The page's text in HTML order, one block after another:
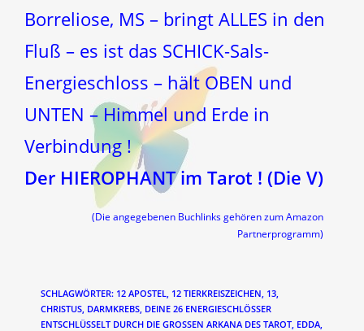
Borreliose, MS – bringt ALLES in den
Fluß – es ist das SCHICK-Sals-
Energieschloss – hält OBEN und
UNTEN – Himmel und Erde in
Verbindung !
Der HIEROPHANT im Tarot ! (Die V)
(Die angegebenen Buchlinks gehören zum Amazon
Partnerprogramm)
SCHLAGWÖRTER: 12 APOSTEL, 12 TIERKREISZEICHEN, 13,
CHRISTUS, DARMKREBS, DEINE 26 ENERGIESCHLÖSSER
ENTSCHLÜSSELT DURCH DIE GROSSEN ARKANA DES TAROT , EDDA,